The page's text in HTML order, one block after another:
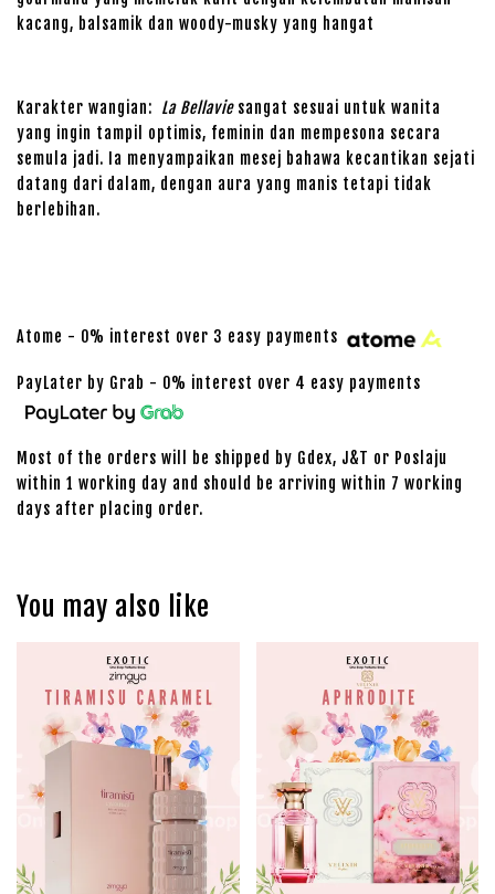
kacang, balsamik dan woody-musky yang hangat
Karakter wangian: La Bellaviesangat sesuai untuk wanita
yang ingin tampil optimis, feminin dan mempesona secara
semula jadi. Ia menyampaikan mesej bahawa kecantikan sejati
datang dari dalam, dengan aura yang manis tetapi tidak
berlebihan.
Atome - 0% interest over 3 easy payments
PayLater by Grab - 0% interest over 4 easy payments
Most of the orders will be shipped by Gdex, J&T or Poslaju
within 1 working day and should be arriving within 7 working
days after placing order.
You may also like